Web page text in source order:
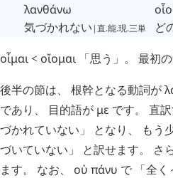
λανθάνω
気づかれない |直.能.現.三単
ど
οἶμαι < οἴομαι 「思う」。 最初
後半の節は、 根幹となる動詞が
であり、 目的語が με です。 直
づかれていない」 となり、 もう
づいていない」 と訳せます。 さ
ます。 なお、 οὐ πάνυ で 「全